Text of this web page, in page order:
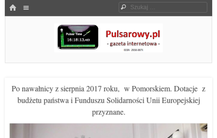
HOME Szukaj
Pulsarowy.pl
Po nawałnicy z sierpnia 2017 roku, w Pomorskiem. Dotacje z
budżetu państwa i Funduszu Solidarności Unii Europejskiej
przyznane.